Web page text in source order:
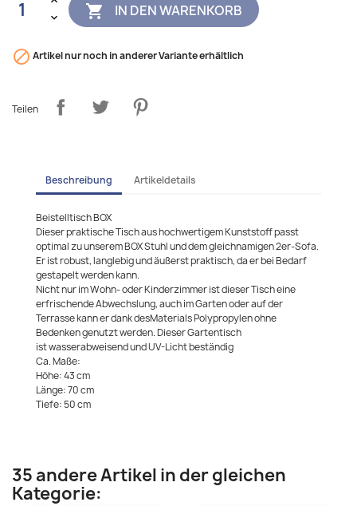
 IN DEN WARENKORB
 Artikel nur noch in anderer Variante erhältlich
Teilen
Beschreibung Artikeldetails
Beistelltisch BOX
Dieser praktische Tisch aus hochwertigem Kunststoff passt
optimal zu unserem BOX Stuhl und dem gleichnamigen 2er-Sofa.
Er ist robust, langlebig und äußerst praktisch, da er bei Bedarf
gestapelt werden kann.
Nicht nur im Wohn- oder Kinderzimmer ist dieser Tisch eine
erfrischende Abwechslung, auch im Garten oder auf der
Terrasse kann er dank desMaterials Polypropylen ohne
Bedenken genutzt werden. Dieser Gartentisch
ist wasserabweisend und UV-Licht beständig
Ca. Maße:
Höhe: 43 cm
Länge: 70 cm
Tiefe: 50 cm
35 andere Artikel in der gleichen
Kategorie: